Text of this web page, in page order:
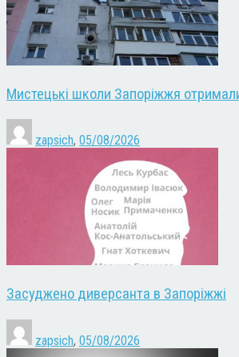
Мистецькі школи Запоріжжя
zapsich, 05/08/2026
Засуджено диверсанта в Запоріжжі
zapsich, 05/08/2026